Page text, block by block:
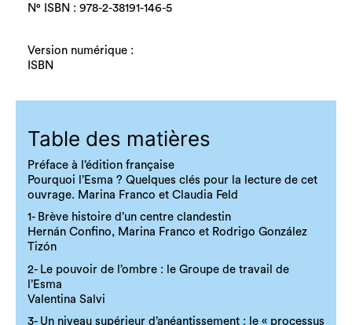
N° ISBN : 978-2-38191-146-5
Version numérique :
ISBN
Table des matières
Préface à l’édition française
Pourquoi l’Esma ? Quelques clés pour la lecture de cet
ouvrage. Marina Franco et Claudia Feld
1- Brève histoire d’un centre clandestin
Hernán Confino, Marina Franco et Rodrigo González
Tizón
2- Le pouvoir de l’ombre : le Groupe de travail de
l’Esma
Valentina Salvi
3- Un niveau supérieur d’anéantissement : le « processus